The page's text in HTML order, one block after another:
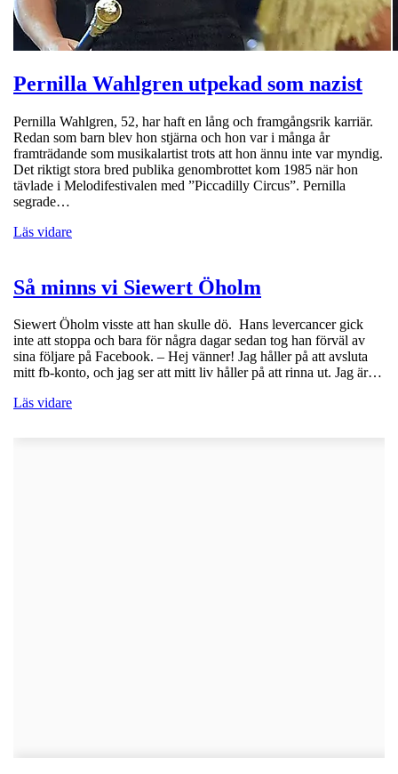
Pernilla Wahlgren utpekad som nazist
Pernilla Wahlgren, 52, har haft en lång och framgångsrik karriär.
Redan som barn blev hon stjärna och hon var i många år
framträdande som musikalartist trots att hon ännu inte var myndig.
Det riktigt stora bred publika genombrottet kom 1985 när hon
tävlade i Melodifestivalen med ”Piccadilly Circus”. Pernilla
segrade…
Läs vidare
Så minns vi Siewert Öholm
Siewert Öholm visste att han skulle dö. Hans levercancer gick
inte att stoppa och bara för några dagar sedan tog han förväl av
sina följare på Facebook. – Hej vänner! Jag håller på att avsluta
mitt fb-konto, och jag ser att mitt liv håller på att rinna ut. Jag är…
Läs vidare